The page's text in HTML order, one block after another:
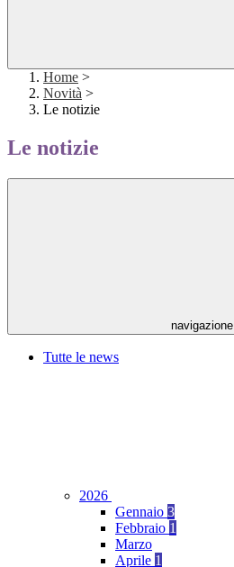
Home >
Novità >
Le notizie
Le notizie
navigazione
Tutte le news
2026
Gennaio 3
Febbraio 1
Marzo
Aprile 1